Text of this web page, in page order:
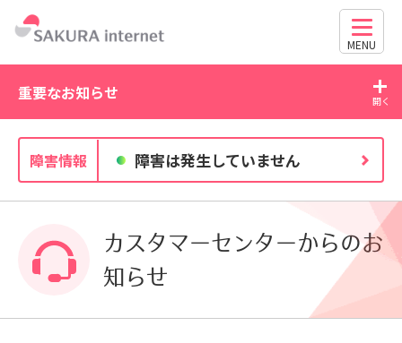
MENU
重要なお知らせ
2026/07/27
独自ドメイン、SSL証明書の有効期限と更新方法に関す
障害情報 障害は発生していません
カスタマーセンターからのお
知らせ